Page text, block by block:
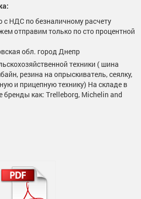
с НДС по безналичному расчету
отправим только по сто процентной
обл. город Днепр
техники ( шина
резина на опрыскиватель, сеялку,
и прицепную технику) На складе в
бренды как: Trelleborg, Michelin and